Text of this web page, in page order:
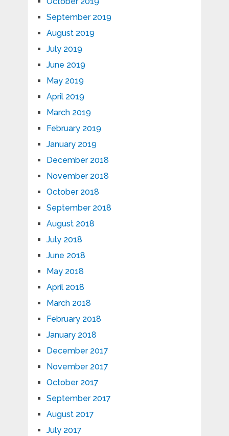
September 2019
August 2019
July 2019
June 2019
May 2019
April 2019
March 2019
February 2019
January 2019
December 2018
November 2018
October 2018
September 2018
August 2018
July 2018
June 2018
May 2018
April 2018
March 2018
February 2018
January 2018
December 2017
November 2017
October 2017
September 2017
August 2017
July 2017